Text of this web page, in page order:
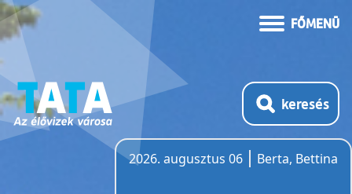
FŐMENÜ
keresés
2026. augusztus 06
Berta, Bettina